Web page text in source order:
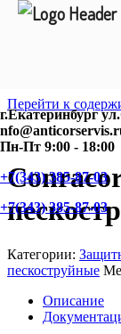
Перейти к
Категории:
пескоструйные
Описание
г.Екатеринбург
Пн-Пт 9:00 - 18:00
+7(343) 385-87-03
+7(343) 385-87-03